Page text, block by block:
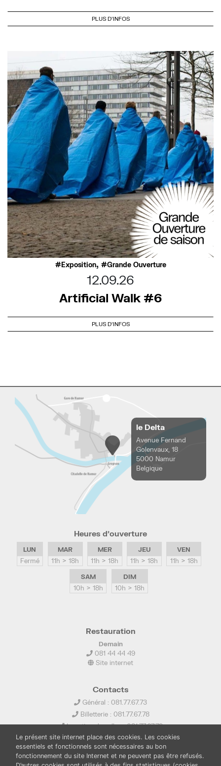
PLUS D'INFOS
Exposition, Grande Ouverture
12.09.26
Artificial Walk #6
PLUS D'INFOS
le Delta
Avenue Fernand
Golenvaux, 18
5000 Namur
Belgique
Heures d’ouverture
LUN
Fermé
MAR
11h > 18h
MER
11h > 18h
JEU
11h > 18h
VEN
11h > 18h
SAM
10h > 18h
DIM
10h > 18h
Restauration
Demain
081 44 44 49
Site internet
Contacts
Général : 081.77.67.73
Billetterie : 081.77.67.78
Location de salles : 081.77.67.79
info@ledelta.be
Le présent site internet place des cookies. Les cookies
essentiels et fonctionnels sont nécessaires au bon
fonctionnement du site Internet et ne peuvent pas être refusés.